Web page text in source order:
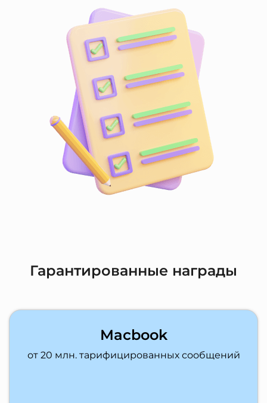
Гарантированные награды
Macbook
от 20 млн. тарифицированных сообщений